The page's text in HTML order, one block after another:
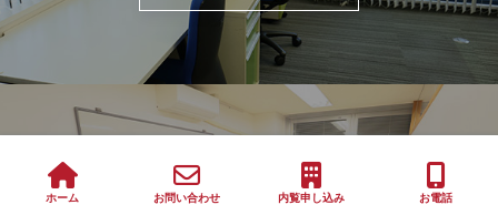
大森でオフィスをお探しの方へ
ホーム お問い合わせ 内覧申し込み お電話